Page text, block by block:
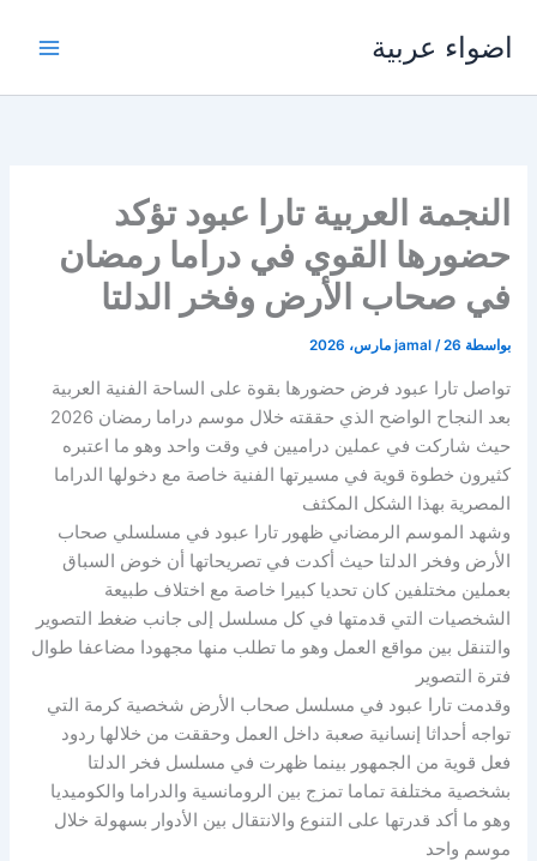
اضواء عربية
النجمة العربية تارا عبود تؤكد
حضورها القوي في دراما رمضان
في صحاب الأرض وفخر الدلتا
بواسطة jamal /26 مارس، 2026
تواصل تارا عبود فرض حضورها بقوة على الساحة الفنية العربية
بعد النجاح الواضح الذي حققته خلال موسم دراما رمضان 2026
حيث شاركت في عملين دراميين في وقت واحد وهو ما اعتبره
كثيرون خطوة قوية في مسيرتها الفنية خاصة مع دخولها الدراما
المصرية بهذا الشكل المكثف
وشهد الموسم الرمضاني ظهور تارا عبود في مسلسلي صحاب
الأرض وفخر الدلتا حيث أكدت في تصريحاتها أن خوض السباق
بعملين مختلفين كان تحديا كبيرا خاصة مع اختلاف طبيعة
الشخصيات التي قدمتها في كل مسلسل إلى جانب ضغط التصوير
والتنقل بين مواقع العمل وهو ما تطلب منها مجهودا مضاعفا طوال
فترة التصوير
وقدمت تارا عبود في مسلسل صحاب الأرض شخصية كرمة التي
تواجه أحداثا إنسانية صعبة داخل العمل وحققت من خلالها ردود
فعل قوية من الجمهور بينما ظهرت في مسلسل فخر الدلتا
بشخصية مختلفة تماما تمزج بين الرومانسية والدراما والكوميديا
وهو ما أكد قدرتها على التنوع والانتقال بين الأدوار بسهولة خلال
موسم واحد